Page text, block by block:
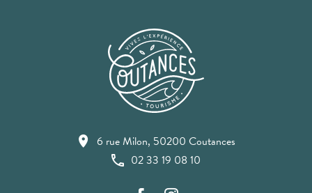
6 rue Milon, 50200 Coutances
02 33 19 08 10